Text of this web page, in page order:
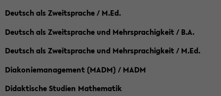
Deutsch als Zweitsprache / M.Ed.
Deutsch als Zweitsprache und Mehrsprachigkeit / B.A.
Deutsch als Zweitsprache und Mehrsprachigkeit / M.Ed.
Diakoniemanagement (MADM) / MADM
Didaktische Studien Mathematik